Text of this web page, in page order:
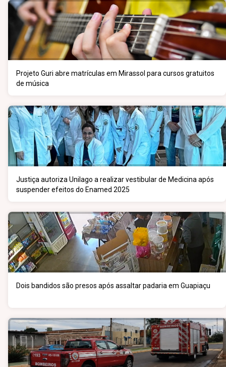
Projeto Guri abre matrículas em Mirassol para cursos gratuitos
de música
Justiça autoriza Unilago a realizar vestibular de Medicina após
suspender efeitos do Enamed 2025
Dois bandidos são presos após assaltar padaria em Guapiaçu